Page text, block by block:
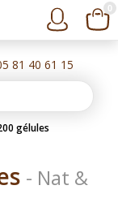
81 40 61 15
gélules
- Nat &
0